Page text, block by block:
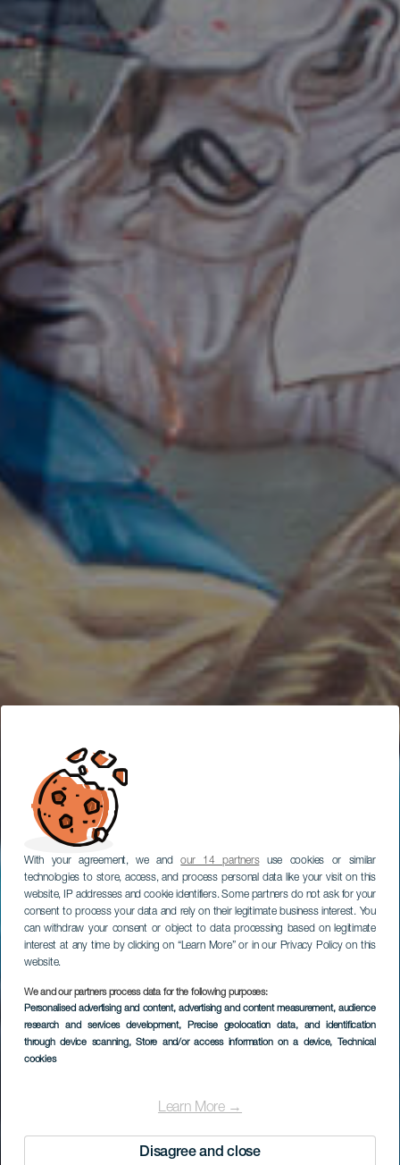
With your agreement, we andour 14 partnersuse cookies or similar
technologies to store, access, and process personal data like your visit on this
website, IP addresses and cookie identifiers. Some partners do not ask for your
consent to process your data and rely on their legitimate business interest. You
can withdraw your consent or object to data processing based on legitimate
interest at any time by clicking on “Learn More” or in our Privacy Policy on this
website.
We and our partners process data for the following purposes:
Personalised advertising and content, advertising and content measurement, audience
research and services development, Precise geolocation data, and identification
through device scanning, Store and/or access information on a device, Technical
cookies
Learn More →
Disagree and close
Centro de
Interpretación del